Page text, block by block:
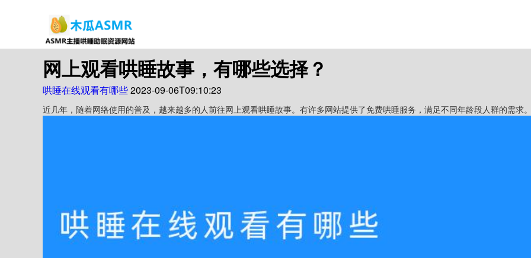
网上观看哄睡故事，有哪些选择？
哄睡在线观看有哪些2023-09-06T09:10:23
近几年，随着网络使用的普及，越来越多的人前往网上观看哄睡故事。有许多网站提供了免费哄睡服务，满足不同年龄段人群的需求